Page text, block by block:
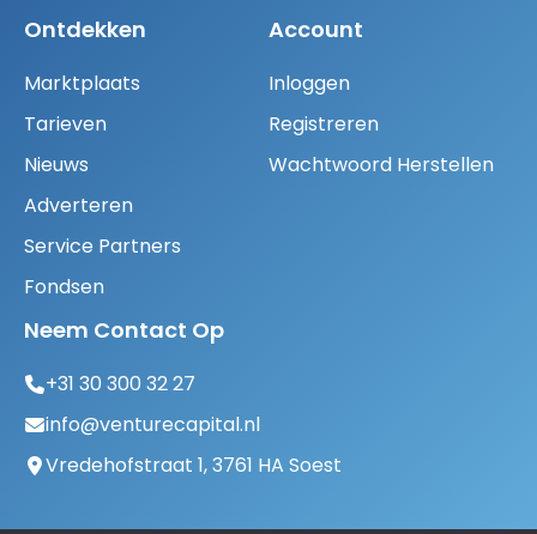
Ontdekken
Marktplaats
Tarieven
Nieuws
Adverteren
Service Partners
Fondsen
Account
Inloggen
Registreren
Wachtwoord Herstellen
Neem Contact Op
+31 30 300 32 27
info@venturecapital.nl
Vredehofstraat 1, 3761 HA Soest